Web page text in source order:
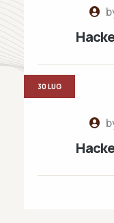
30 LUG